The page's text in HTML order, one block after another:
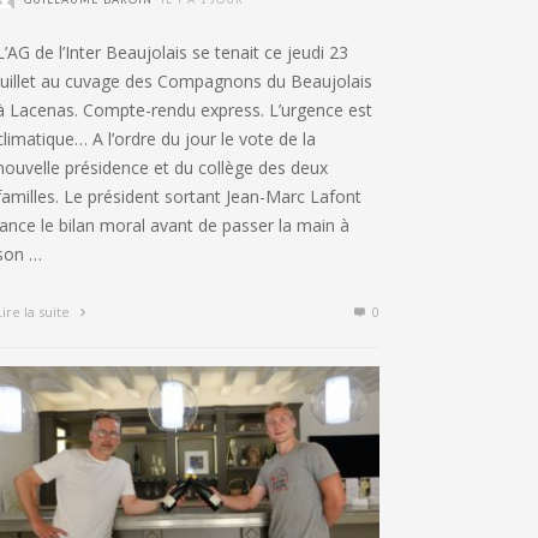
de l’Inter Beaujolais se tenait ce jeudi 23
au cuvage des Compagnons du Beaujolais
Lacenas. Compte-rendu express. L’urgence est
A l’ordre du jour le vote de la
présidence et du collège des deux
Le président sortant Jean-Marc Lafont
le bilan moral avant de passer la main à
…
la suite 0